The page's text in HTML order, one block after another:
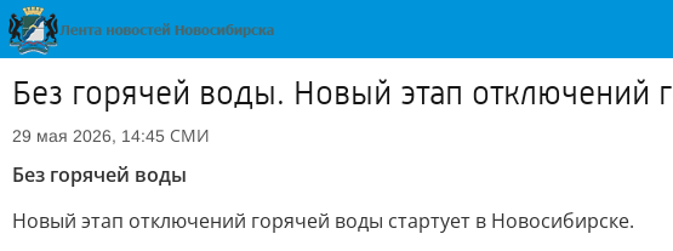
Без горячей воды. Новый этап отключений
29 мая 2026, 14:45 СМИ
Без горячей воды
Новый этап отключений горячей воды стартует в Новосибирске.